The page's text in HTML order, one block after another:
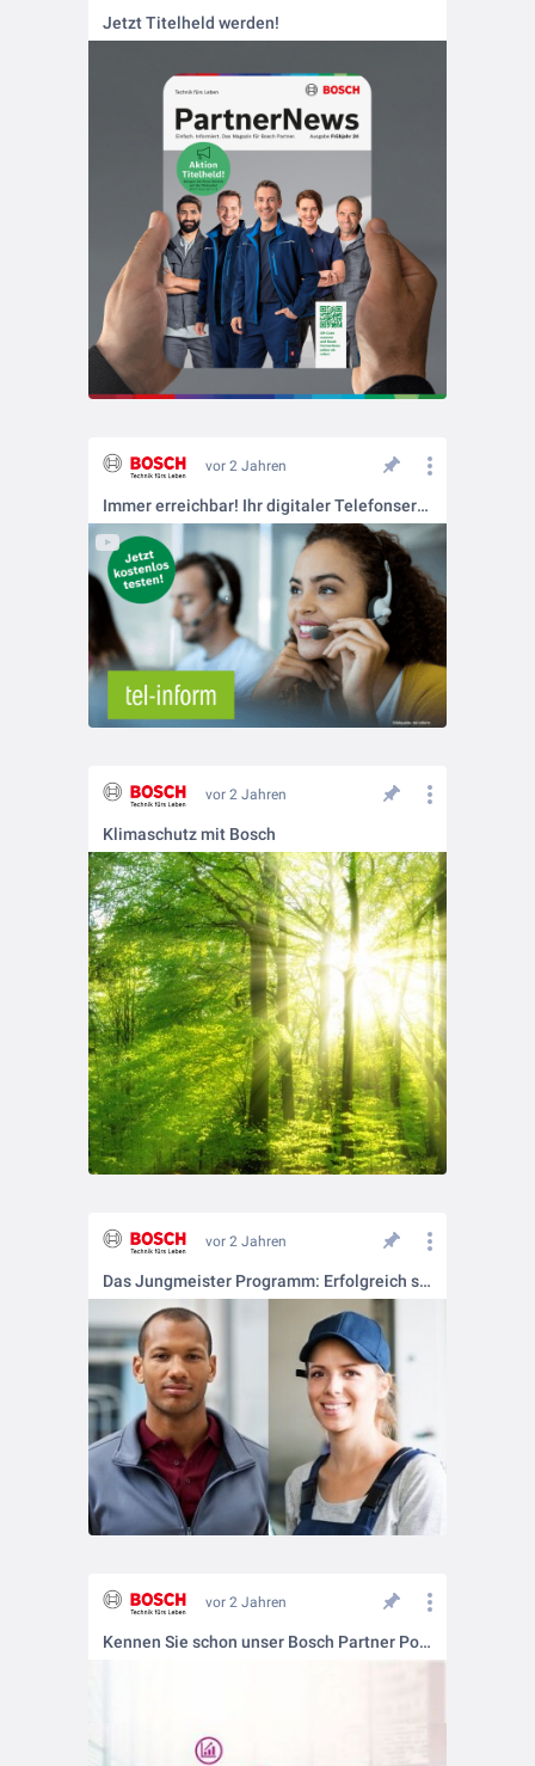
Jetzt Titelheld werden!
vor 2 Jahren
Immer erreichbar! Ihr digitaler Telefonservice von Bosch
vor 2 Jahren
Klimaschutz mit Bosch
vor 2 Jahren
Das Jungmeister Programm: Erfolgreich selbstständig
vor 2 Jahren
Kennen Sie schon unser Bosch Partner Portal?